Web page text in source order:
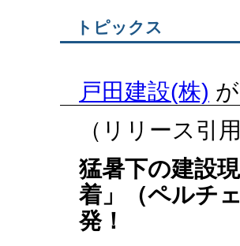
トピックス
戸田建設(株)
（リリース引
猛暑下の建設
着」（ペルチ
発！